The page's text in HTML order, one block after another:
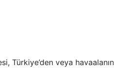
Türkiye’den veya